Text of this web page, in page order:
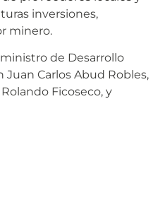
inversiones,
minero.
de Desarrollo
Carlos Abud Robles,
Ficoseco, y